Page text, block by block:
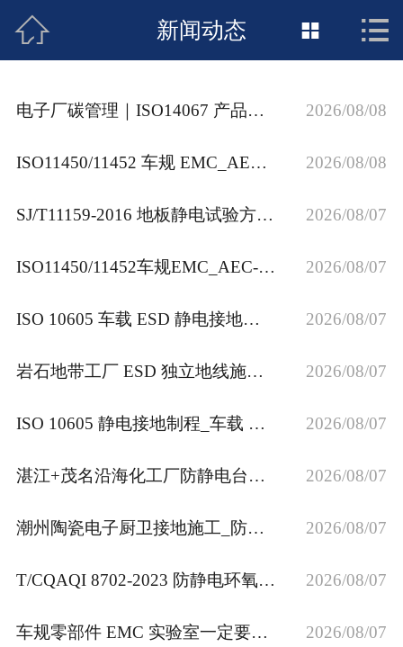
 接地工程首页
新闻动态
工程施工
荣誉资质
案例展示
 新闻动态  
电子厂碳管理｜ISO14067 产品碳足迹 ISO14064 ISO50001 如何结合 ESD 防静电管控 2026/08/08
ISO11450/11452 车规 EMC_AEC-Q 全系列_IEC62941 EPA 防静电接地工程_JSA 安全合规整改 2026/08/08
SJ/T11159‑2016 地板静电试验方法｜防静电地板材料检测解读 2026/08/07
ISO11450/11452车规EMC_AEC-Q全系列EPA防静电接地工程_JSA安全合规整改 2026/08/07
ISO 10605 车载 ESD 静电接地制程专家_专业防静电接地工程服务商 2026/08/07
岩石地带工厂 ESD 独立地线施工方法｜深井接地实操方案 2026/08/07
ISO 10605 静电接地制程_车载 ESD 防护施工 2026/08/07
湛江+茂名沿海化工厂防静电台垫工程_执行HG/T 3092-2011防静电胶板行业国标 2026/08/07
潮州陶瓷电子厨卫接地施工_防潮型＜4 欧姆 ESD 防静电接地埋设 2026/08/07
T/CQAQI 8702‑2023 防静电环氧地坪规范｜接地系统施工验收 2026/08/07
车规零部件 EMC 实验室一定要做独立地线！保障 ISO11452 测试数据稳定 2026/08/07